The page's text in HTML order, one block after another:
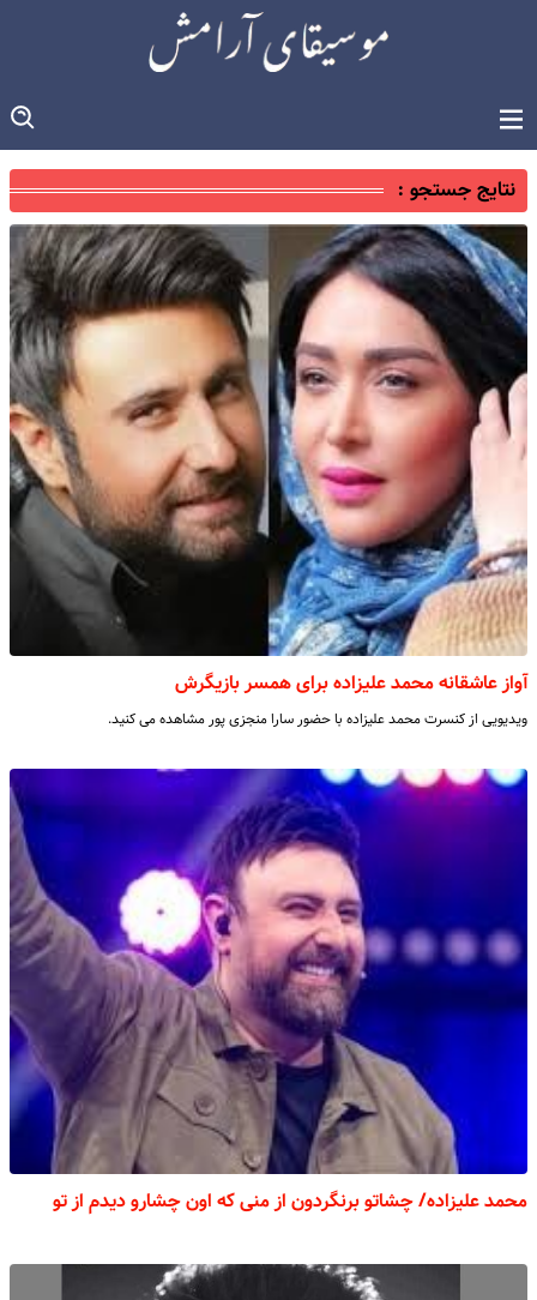
نتایج جستجو :
آواز عاشقانه محمد علیزاده برای همسر بازیگرش
ویدیویی از کنسرت محمد علیزاده با حضور سارا منجزی پور مشاهده می کنید.
محمد علیزاده/ چشاتو برنگردون از منی که اون چشارو دیدم از تو